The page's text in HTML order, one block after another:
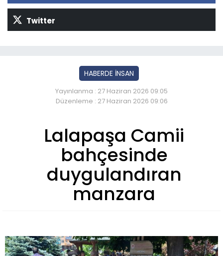
Twitter
HABERDE İNSAN
Yayınlanma : 27 Haziran 2026 09:05
Düzenleme : 27 Haziran 2026 09:06
Lalapaşa Camii
bahçesinde
duygulandıran
manzara